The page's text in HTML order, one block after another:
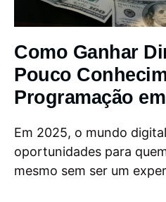
Como Ganhar
Pouco
Programação
Em 2025, o mundo
oportunidades para
mesmo sem ser um